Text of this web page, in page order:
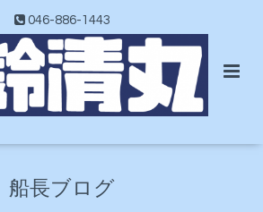
046-886-1443
船長ブログ